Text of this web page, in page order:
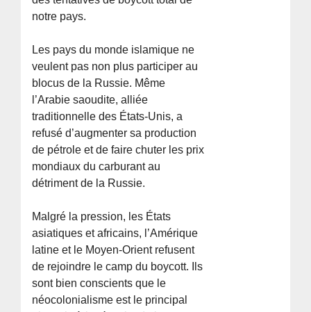
notre pays.
Les pays du monde islamique ne
veulent pas non plus participer au
blocus de la Russie. Même
l’Arabie saoudite, alliée
traditionnelle des États-Unis, a
refusé d’augmenter sa production
de pétrole et de faire chuter les prix
mondiaux du carburant au
détriment de la Russie.
Malgré la pression, les États
asiatiques et africains, l’Amérique
latine et le Moyen-Orient refusent
de rejoindre le camp du boycott. Ils
sont bien conscients que le
néocolonialisme est le principal